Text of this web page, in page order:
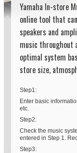
Yamaha In-store
online tool that
speakers and
music throughout
optimal system
store size,
Step1:
Enter basic
etc.
Step2:
Check the music
entered in Step 1.
Step3: